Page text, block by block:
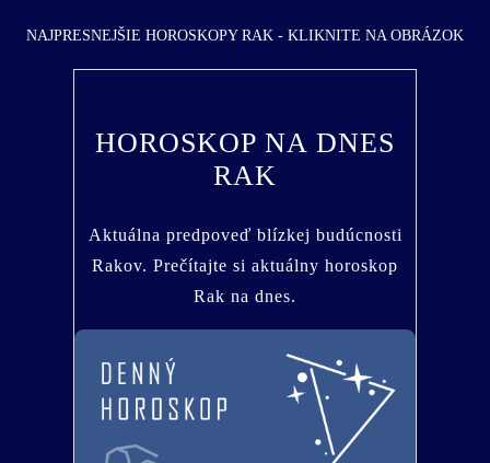
NAJPRESNEJŠIE HOROSKOPY RAK - KLIKNITE NA OBRÁZOK
HOROSKOP NA DNES
RAK
Aktuálna predpoveď blízkej budúcnosti
Rakov. Prečítajte si aktuálny horoskop
Rak na dnes.